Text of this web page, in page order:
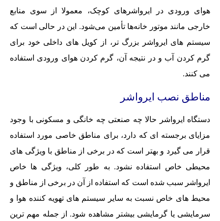
هوای ورودی در ایرواشرهای کوچک، معمولا از سوی منابع
خارجی مانند موتور خانه‌ها تأمین می‌شود. این در حالی است که
سیستم های ایرواشر بزرگ تر، از کویل های داخلی خود برای
گرم کردن آب و در نتیجه آن، گرم کردن هوای ورودی استفاده
می کنند.
مناطق نصب ایرواشر
دستگاه ایرواشر حالا چه صنعتی چه خانگی و مسکونی با وجود
مزایای برجسته ای که دارد، برای مناطق خاصی مورد استفاده
قرار می گیرد و بهتر است که در برخی از مناطق با ویژگی های
محیطی خاص استفاده نشود. به طور کلی، ویژگی ها خاص
ایرواشر سبب شده است که استفاده از آن در برخی از مناطق و
محیط های خاص نسبت به سایر سیستم های تهویه کننده هوا و
سرمایشی یا گرمایشی بیشتر مشاهده شود. از جمله مهم ترین